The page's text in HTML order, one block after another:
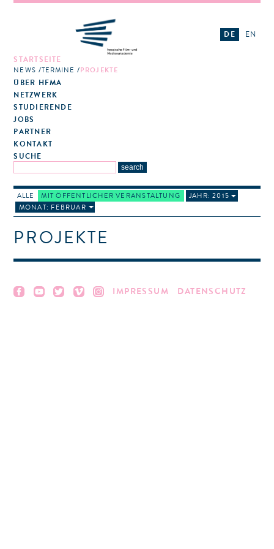
STARTSEITE
NEWS TERMINE PROJEKTE
ÜBER HFMA
NETZWERK
STUDIERENDE
JOBS
PARTNER
KONTAKT
SUCHE
DE EN
ALLE MIT ÖFFENTLICHER VERANSTALTUNG
JAHR: 2015
MONAT: FEBRUAR
PROJEKTE
IMPRESSUM DATENSCHUTZ